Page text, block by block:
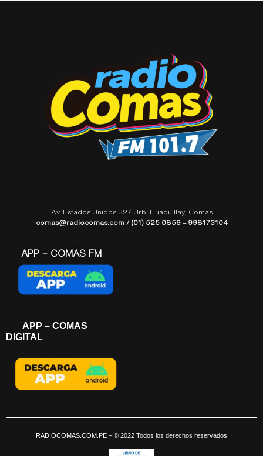
Av. Estados Unidos 327 Urb. Huaquillay, Comas
comas@radiocomas.com / (01) 525 0859 – 998173104
APP – COMAS FM
APP – COMAS
DIGITAL
RADIOCOMAS.COM.PE – © 2022 Todos los derechos reservados